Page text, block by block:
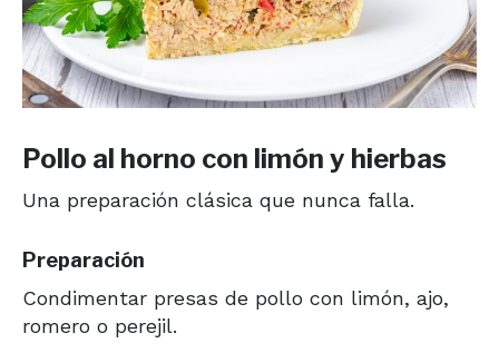
Pollo al horno con limón y hierbas
Una preparación clásica que nunca falla.
Preparación
Condimentar presas de pollo con limón, ajo,
romero o perejil.